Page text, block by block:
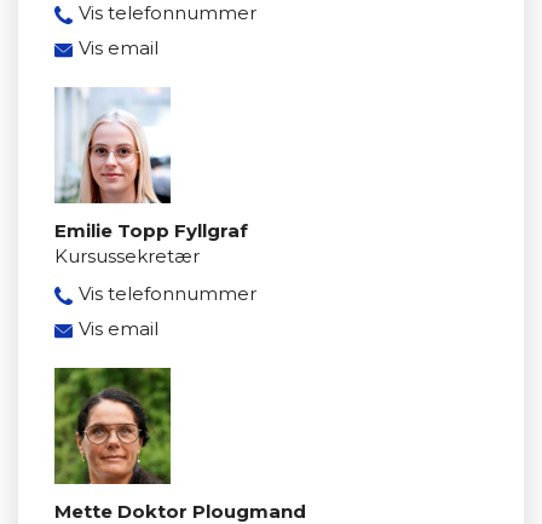
Vis telefonnummer
8950 3347
Vis email
ahpe@mercantec.dk
Emilie Topp Fyllgraf
Kursussekretær
Vis telefonnummer
8950 3331
Vis email
emfy@mercantec.dk
Mette Doktor Plougmand